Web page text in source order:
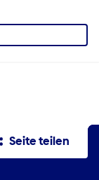
Seite teilen